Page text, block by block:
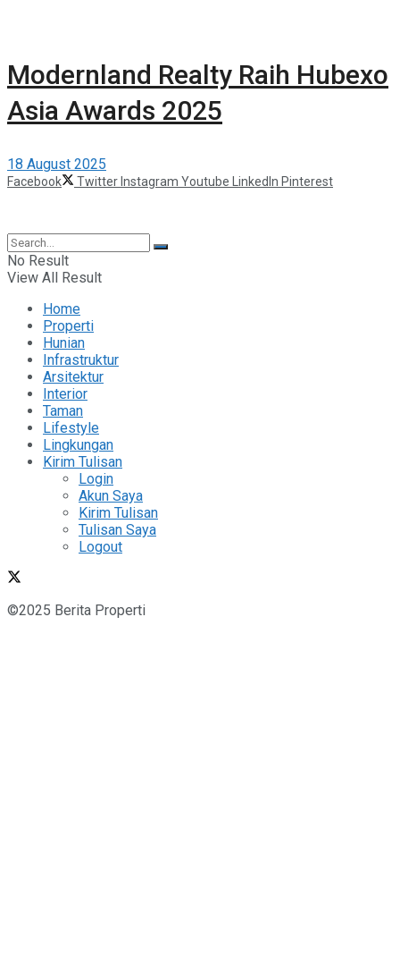
Modernland Realty Raih Hubexo
Asia Awards 2025
18 August 2025
Facebook Twitter Instagram Youtube LinkedIn Pinterest
No Result
View All Result
Home
Properti
Hunian
Infrastruktur
Arsitektur
Interior
Taman
Lifestyle
Lingkungan
Kirim Tulisan
Login
Akun Saya
Kirim Tulisan
Tulisan Saya
Logout
©2025 Berita Properti